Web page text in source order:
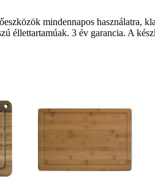
mindennapos használatra,
éllettartamúak. 3 év garancia. A